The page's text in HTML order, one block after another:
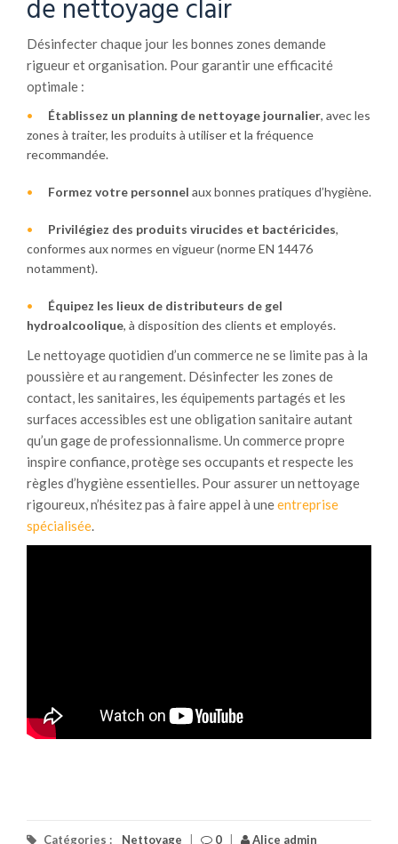
de nettoyage clair
Désinfecter chaque jour les bonnes zones demande
rigueur et organisation. Pour garantir une efficacité
optimale :
Établissez un planning de nettoyage journalier, avec les
zones à traiter, les produits à utiliser et la fréquence
recommandée.
Formez votre personnel aux bonnes pratiques d’hygiène.
Privilégiez des produits virucides et bactéricides,
conformes aux normes en vigueur (norme EN 14476
notamment).
Équipez les lieux de distributeurs de gel
hydroalcoolique, à disposition des clients et employés.
Le nettoyage quotidien d’un commerce ne se limite pas à la
poussière et au rangement. Désinfecter les zones de
contact, les sanitaires, les équipements partagés et les
surfaces accessibles est une obligation sanitaire autant
qu’un gage de professionnalisme. Un commerce propre
inspire confiance, protège ses occupants et respecte les
règles d’hygiène essentielles. Pour assurer un nettoyage
rigoureux, n’hésitez pas à faire appel à uneentreprise
spécialisée.
Catégories : Nettoyage 0 Alice admin